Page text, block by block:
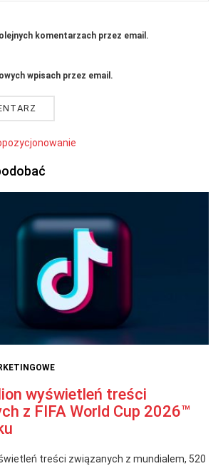
komentarzach przez email.
wpisach przez email.
pozycjonowanie
wyświetleń treści
z FIFA World Cup 2026™
treści związanych z mundialem, 520